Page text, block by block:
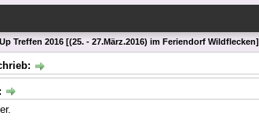
Treffen 2016 [(25. - 27.März.2016) im Feriendorf Wildflecken]